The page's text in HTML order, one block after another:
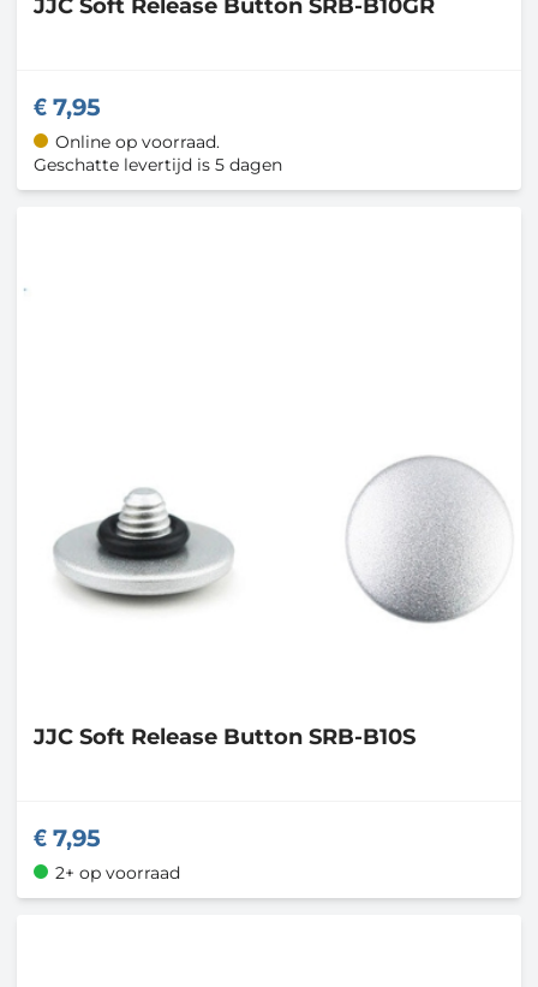
JJC Soft Release Button SRB-B10GR
7,95
Online op voorraad.
Geschatte levertijd is 5 dagen
JJC Soft Release Button SRB-B10S
7,95
2+ op voorraad